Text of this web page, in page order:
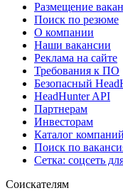
Размещение
Поиск по резюме
О компании
Наши вакансии
Реклама на сайте
Требования к ПО
Безопасный
HeadHunter API
Партнерам
Инвесторам
Каталог компаний
Поиск по
Сетка: соцсеть
Соискателям